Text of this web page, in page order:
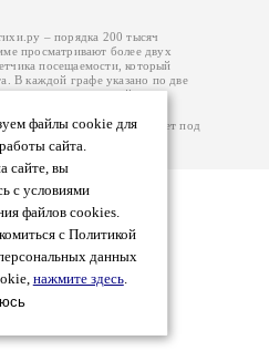
файлы cookie для
сайта.
сайте, вы
с условиями
файлов cookies.
с Политикой
данных
нажмите здесь.
– порядка 200 тысяч
просматривают более двух
посещаемости, который
В каждой графе указано по две
посетителей.
2000-2026. Портал работает под
.